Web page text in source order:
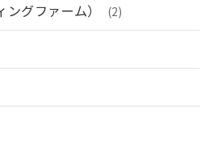
グファーム） (2)